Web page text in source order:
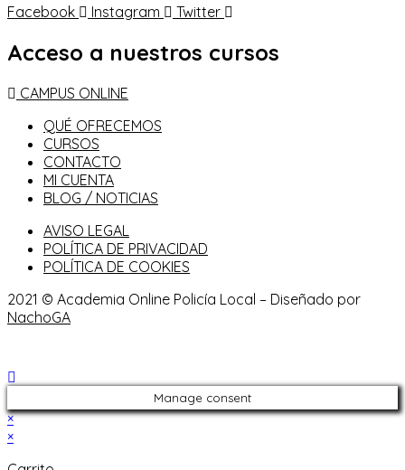
Facebook
Instagram Twitter
Acceso a nuestros cursos
CAMPUS ONLINE
QUÉ OFRECEMOS
CURSOS
CONTACTO
MI CUENTA
BLOG / NOTICIAS
AVISO LEGAL
POLÍTICA DE PRIVACIDAD
POLÍTICA DE COOKIES
2021 © Academia Online Policía Local – Diseñado por
NachoGA
Manage consent
×
×